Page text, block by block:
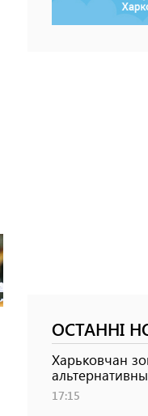
ОСТАННІ
Харьковчан
17:15